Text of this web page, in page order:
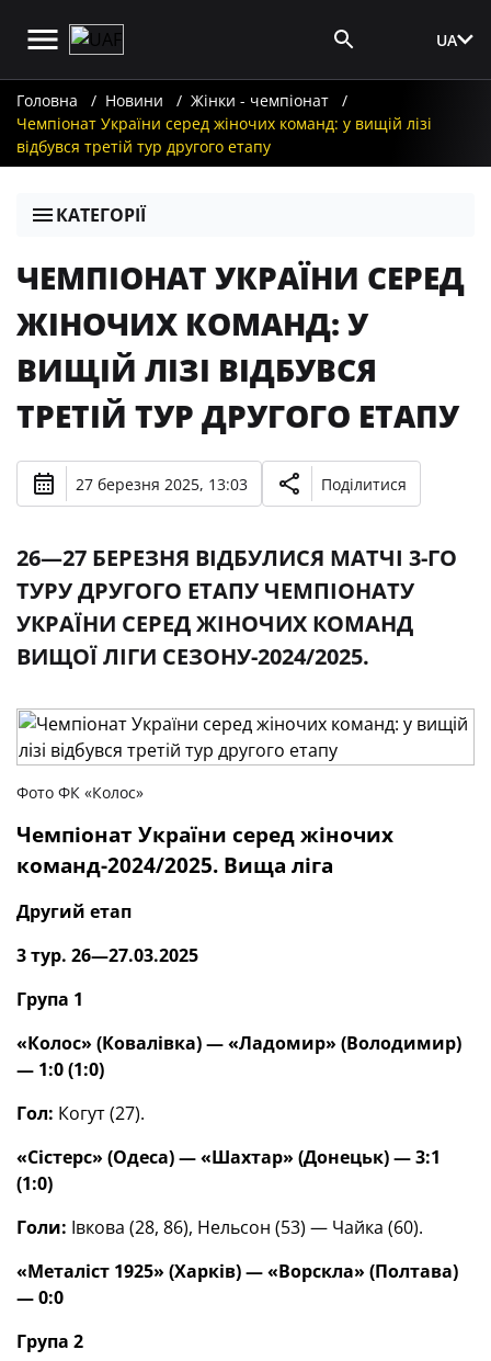
UA
Головна Новини
Жінки - чемпіонат
Чемпіонат України серед жіночих команд: у вищій лізі
відбувся третій тур другого етапу
КАТЕГОРІЇ
ЧЕМПІОНАТ УКРАЇНИ СЕРЕД
ЖІНОЧИХ КОМАНД: У
ВИЩІЙ ЛІЗІ ВІДБУВСЯ
ТРЕТІЙ ТУР ДРУГОГО ЕТАПУ
27 березня 2025, 13:03 Поділитися
26—27 БЕРЕЗНЯ ВІДБУЛИСЯ МАТЧІ 3-ГО
ТУРУ ДРУГОГО ЕТАПУ ЧЕМПІОНАТУ
УКРАЇНИ СЕРЕД ЖІНОЧИХ КОМАНД
ВИЩОЇ ЛІГИ СЕЗОНУ-2024/2025.
Фото ФК «Колос»
Чемпіонат України серед жіночих
команд-2024/2025. Вища ліга
Другий етап
3 тур. 26—27.03.2025
Група 1
«Колос» (Ковалівка) — «Ладомир» (Володимир)
— 1:0 (1:0)
Гол: Когут (27).
«Сістерс» (Одеса) — «Шахтар» (Донецьк) — 3:1
(1:0)
Голи: Івкова (28, 86), Нельсон (53) — Чайка (60).
«Металіст 1925» (Харків) — «Ворскла» (Полтава)
— 0:0
Група 2